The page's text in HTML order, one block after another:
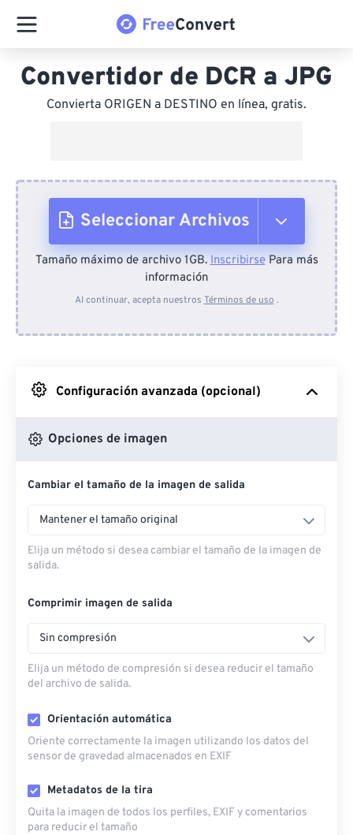
Convertidor de DCR a JPG
Convierta ORIGEN a DESTINO en línea, gratis.
Seleccionar Archivos
Desde el dispositivo
Desde Google Drive
Desde OneDrive
Desde URL
Tamaño máximo de archivo 1GB.InscribirsePara más
información
Al continuar, acepta nuestros Términos de uso .
Configuración avanzada (opcional)
Opciones de imagen
Cambiar el tamaño de la imagen de salida
Mantener el tamaño original
Elija un método si desea cambiar el tamaño de la imagen de
salida.
Comprimir imagen de salida
Sin compresión
Elija un método de compresión si desea reducir el tamaño
del archivo de salida.
Orientación automática
Oriente correctamente la imagen utilizando los datos del
sensor de gravedad almacenados en EXIF
Metadatos de la tira
Quita la imagen de todos los perfiles, EXIF ​​y comentarios
para reducir el tamaño